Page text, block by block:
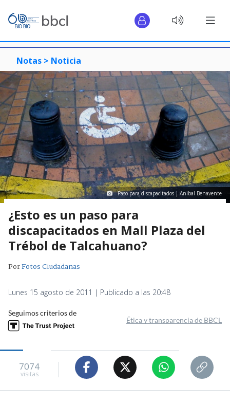
Notas > Noticia
Paso para discapacitados | Anibal Benavente
¿Esto es un paso para
discapacitados en Mall Plaza del
Trébol de Talcahuano?
PorFotos Ciudadanas
Lunes 15 agosto de 2011 | Publicado a las 20:48
Seguimos criterios de
Ética y transparencia de BBCL
7074
visitas